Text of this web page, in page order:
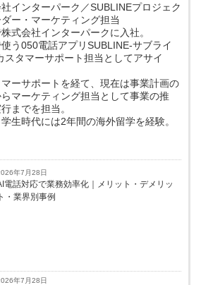
インターパーク／SUBLINEプロジェク
ダー・マーケティング担当
式会社インターパークに入社。
う050電話アプリSUBLINE-サブライ
スタマーサポート担当としてアサイ
ーサポートを経て、現在は事業計画の
マーケティング担当として事業の推
までを担当。
生時代には2年間の海外留学を経験。
年7月28日
電話対応で業務効率化｜メリット・デメリッ
ト・業界別事例
年7月28日